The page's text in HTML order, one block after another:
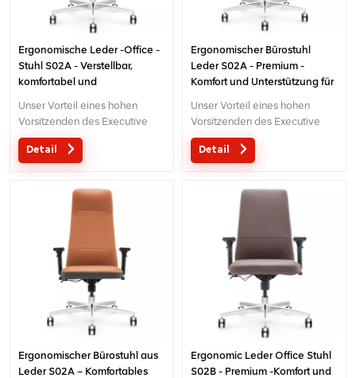
Ergonomische Leder -Office -
Stuhl S02A - Verstellbar,
komfortabel und
Unser Vorteil eines hohen
Vorsitzenden des Executive
Office
vorliegen:Ursprüngliches
Patentkonstruktionsdrahtsteuerungsmechanismus;5
Jahre Garantie
Detail
Ergonomischer Bürostuhl
Leder S02A - Premium -
Komfort und Unterstützung für
Unser Vorteil eines hohen
Vorsitzenden des Executive
Office
vorliegen:Ursprüngliches
Jahre Garantie
Detail
Ergonomischer Bürostuhl aus
Leder S02A – Komfortables
Ergonomic Leder Office Stuhl
S02B - Premium -Komfort und